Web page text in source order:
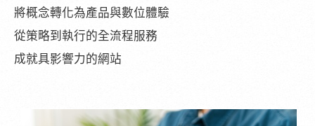
將概念轉化為產品與數位體驗
從策略到執行的全流程服務
成就具影響力的網站